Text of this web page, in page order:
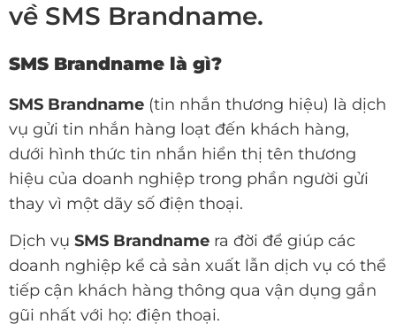
về SMS Brandname.
SMS Brandname là gì?
SMS Brandname (tin nhắn thương hiệu) là dịch
vụ gửi tin nhắn hàng loạt đến khách hàng,
dưới hình thức tin nhắn hiển thị tên thương
hiệu của doanh nghiệp trong phần người gửi
thay vì một dãy số điện thoại.
Dịch vụ SMS Brandname ra đời để giúp các
doanh nghiệp kể cả sản xuất lẫn dịch vụ có thể
tiếp cận khách hàng thông qua vận dụng gần
gũi nhất với họ: điện thoại.